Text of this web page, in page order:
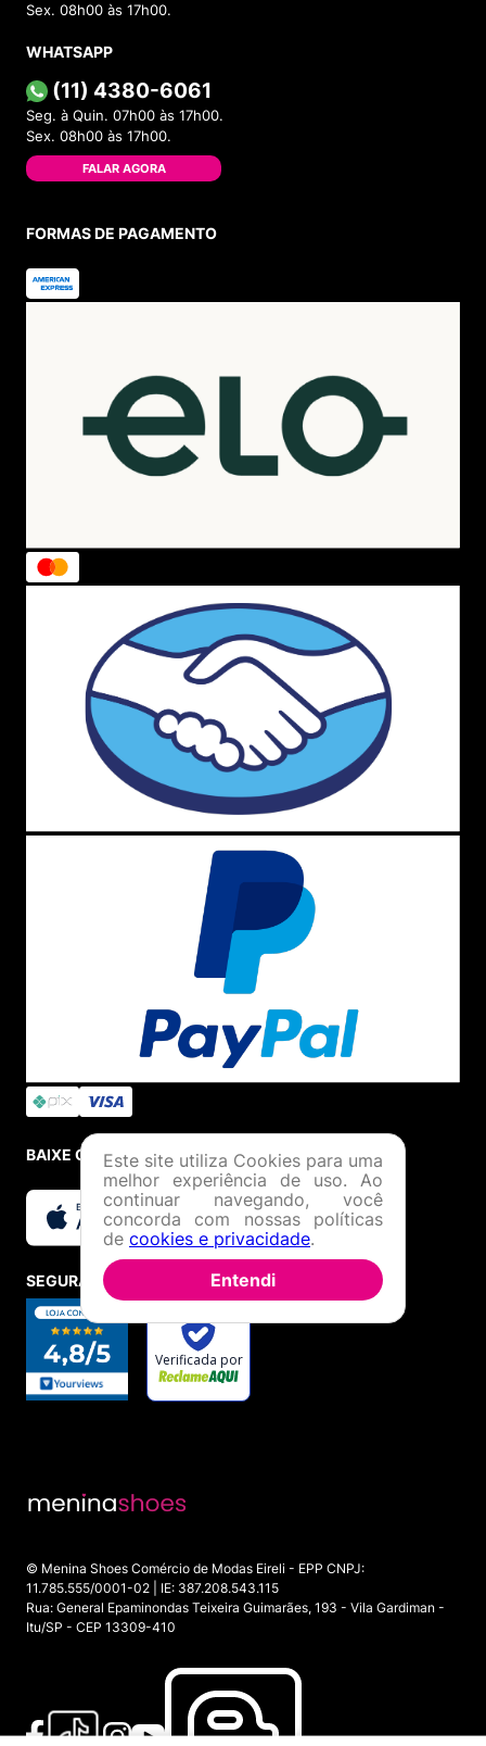
Sex. 08h00 às 17h00.
WHATSAPP
(11) 4380-6061
Seg. à Quin. 07h00 às 17h00.
Sex. 08h00 às 17h00.
FALAR AGORA
FORMAS DE PAGAMENTO
BAIXE O APP
SEGURANÇA E CREDIBILIDADE
© Menina Shoes Comércio de Modas Eireli - EPP CNPJ:
11.785.555/0001-02 | IE: 387.208.543.115
Rua: General Epaminondas Teixeira Guimarães, 193 - Vila Gardiman -
Itu/SP - CEP 13309-410
Este site utiliza Cookies para uma
melhor experiência de uso. Ao
continuar navegando, você
concorda com nossas políticas
de cookies e privacidade.
Entendi